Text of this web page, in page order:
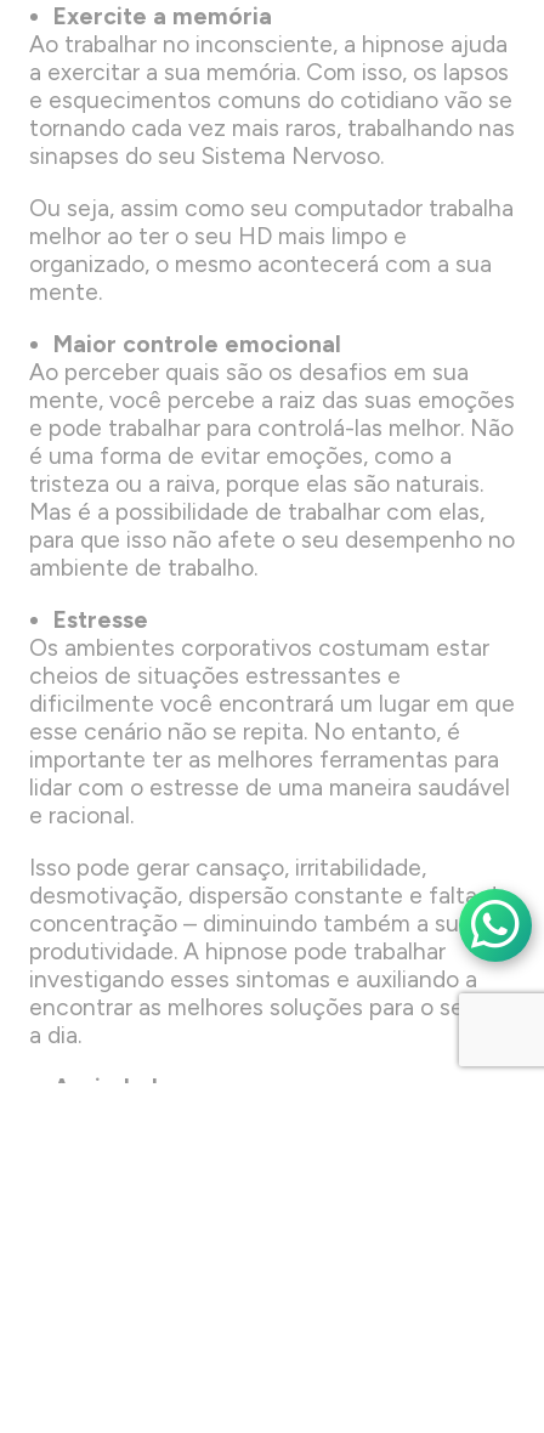
Exercite a memória
Ao trabalhar no inconsciente, a hipnose ajuda
a exercitar a sua memória. Com isso, os lapsos
e esquecimentos comuns do cotidiano vão se
tornando cada vez mais raros, trabalhando nas
sinapses do seu Sistema Nervoso.
Ou seja, assim como seu computador trabalha
melhor ao ter o seu HD mais limpo e
organizado, o mesmo acontecerá com a sua
mente.
Maior controle emocional
Ao perceber quais são os desafios em sua
mente, você percebe a raiz das suas emoções
e pode trabalhar para controlá-las melhor. Não
é uma forma de evitar emoções, como a
tristeza ou a raiva, porque elas são naturais.
Mas é a possibilidade de trabalhar com elas,
para que isso não afete o seu desempenho no
ambiente de trabalho.
Estresse
Os ambientes corporativos costumam estar
cheios de situações estressantes e
dificilmente você encontrará um lugar em que
esse cenário não se repita. No entanto, é
importante ter as melhores ferramentas para
lidar com o estresse de uma maneira saudável
e racional.
Isso pode gerar cansaço, irritabilidade,
desmotivação, dispersão constante e falta de
concentração – diminuindo também a sua
produtividade. A hipnose pode trabalhar
investigando esses sintomas e auxiliando a
encontrar as melhores soluções para o seu dia
a dia.
Ansiedade